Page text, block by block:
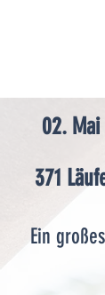
02.
371
Ein großes